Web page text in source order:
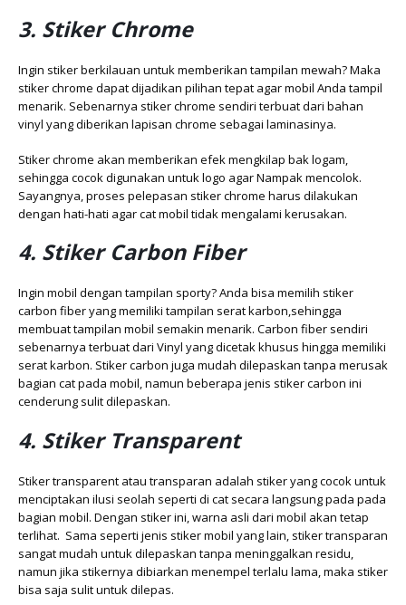
3. Stiker Chrome
Ingin stiker berkilauan untuk memberikan tampilan mewah? Maka
stiker chrome dapat dijadikan pilihan tepat agar mobil Anda tampil
menarik. Sebenarnya stiker chrome sendiri terbuat dari bahan
vinyl yang diberikan lapisan chrome sebagai laminasinya.
Stiker chrome akan memberikan efek mengkilap bak logam,
sehingga cocok digunakan untuk logo agar Nampak mencolok.
Sayangnya, proses pelepasan stiker chrome harus dilakukan
dengan hati-hati agar cat mobil tidak mengalami kerusakan.
4. Stiker Carbon Fiber
Ingin mobil dengan tampilan sporty? Anda bisa memilih stiker
carbon fiber yang memiliki tampilan serat karbon,sehingga
membuat tampilan mobil semakin menarik. Carbon fiber sendiri
sebenarnya terbuat dari Vinyl yang dicetak khusus hingga memiliki
serat karbon. Stiker carbon juga mudah dilepaskan tanpa merusak
bagian cat pada mobil, namun beberapa jenis stiker carbon ini
cenderung sulit dilepaskan.
4. Stiker Transparent
Stiker transparent atau transparan adalah stiker yang cocok untuk
menciptakan ilusi seolah seperti di cat secara langsung pada pada
bagian mobil. Dengan stiker ini, warna asli dari mobil akan tetap
terlihat. Sama seperti jenis stiker mobil yang lain, stiker transparan
sangat mudah untuk dilepaskan tanpa meninggalkan residu,
namun jika stikernya dibiarkan menempel terlalu lama, maka stiker
bisa saja sulit untuk dilepas.